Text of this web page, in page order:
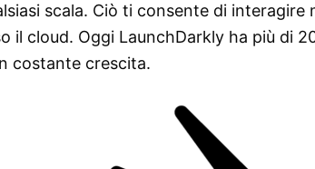
scala. Ciò ti consente di interagire
il cloud. Oggi LaunchDarkly ha più di
costante crescita.